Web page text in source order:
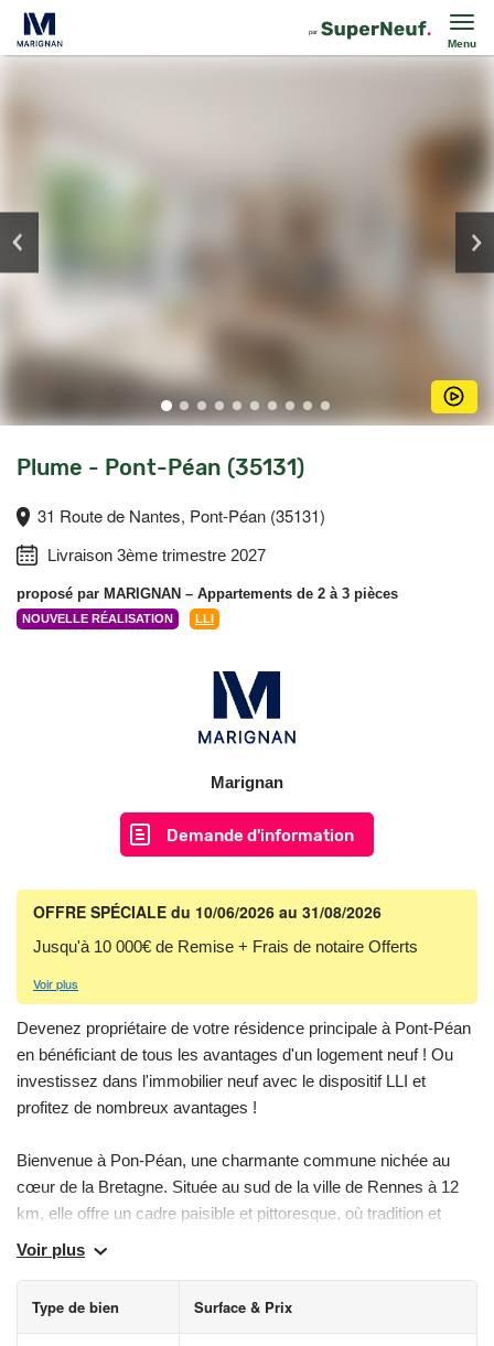
Menu
Plume - Pont-Péan (35131)
31 Route de Nantes, Pont-Péan (35131)
Livraison 3ème trimestre 2027
proposé par MARIGNAN – Appartements de 2 à 3 pièces
NOUVELLE RÉALISATION LLI
Marignan
Demande d'information
OFFRE SPÉCIALE du 10/06/2026 au 31/08/2026
Jusqu'à 10 000€ de Remise + Frais de notaire Offerts
Voir plus
Devenez propriétaire de votre résidence principale à Pont-Péan
en bénéficiant de tous les avantages d'un logement neuf ! Ou
investissez dans l'immobilier neuf avec le dispositif LLI et
profitez de nombreux avantages !
Bienvenue à Pon-Péan, une charmante commune nichée au
cœur de la Bretagne. Située au sud de la ville de Rennes à 12
km, elle offre un cadre paisible et pittoresque, où tradition et
modernité se marient harmonieusement.
déclinés du 2 au 3 pièces prolongés par des balcons, terrasses
Voir plus
Type de bien Surface & Prix